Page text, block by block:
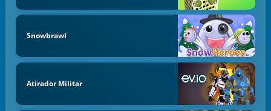
Snowbrawl
Atirador Militar